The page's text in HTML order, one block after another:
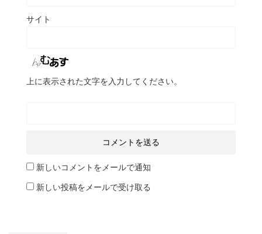
サイト
上に表示された文字を入力してください。
新しいコメントをメールで通知
新しい投稿をメールで受け取る